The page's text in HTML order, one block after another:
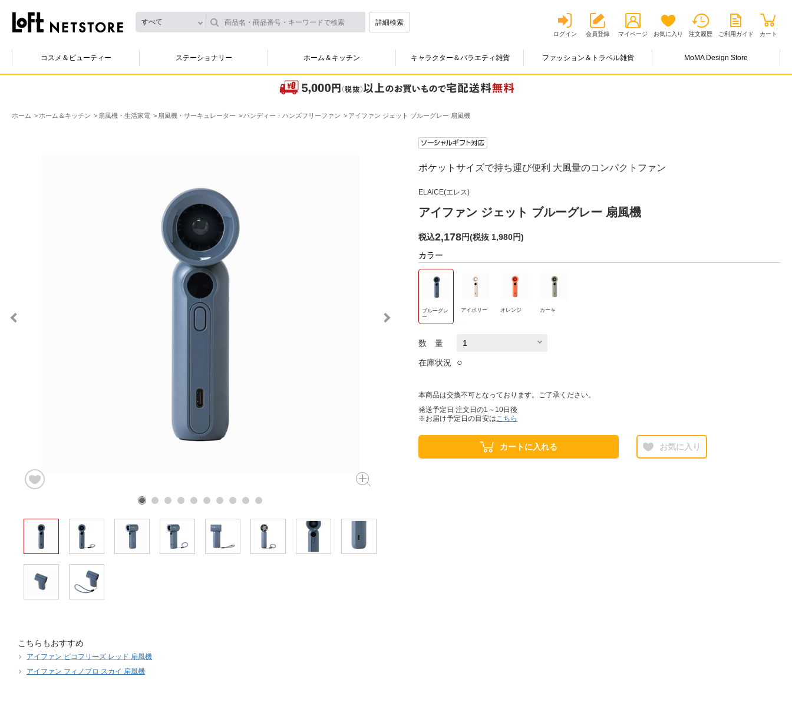
すべて 詳細検索
ログイン 会員登録 マイページ お気に入り 注文履歴 ご利用ガイド カート
コスメ＆ビューティー ステーショナリー ホーム＆キッチン キャラクター＆バラエティ雑貨 ファッション＆トラベル雑貨 MoMA Design Store
ホーム ホーム＆キッチン 扇風機・生活家電 扇風機・サーキュレーター ハンディー・ハンズフリーファン アイファン ジェット ブルーグレー 扇風機
ポケットサイズで持ち運び便利 大風量のコンパクトファン
ELAiCE(エレス)
アイファン ジェット ブルーグレー 扇風機
税込2,178円(税抜 1,980円)
カラー
ブルーグレ
ー
アイボリー オレンジ カーキ
数 量
在庫状況 ○
本商品は交換不可となっております。ご了承ください。
発送予定日 注文日の1～10日後
※お届け予定日の目安はこちら
カートに入れる お気に入り
こちらもおすすめ
アイファン ピコフリーズ レッド 扇風機
アイファン フィノプロ スカイ 扇風機